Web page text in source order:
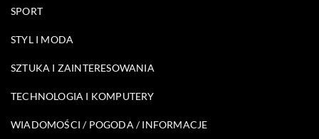
SPORT
STYL I MODA
SZTUKA I ZAINTERESOWANIA
TECHNOLOGIA I KOMPUTERY
WIADOMOŚCI / POGODA / INFORMACJE